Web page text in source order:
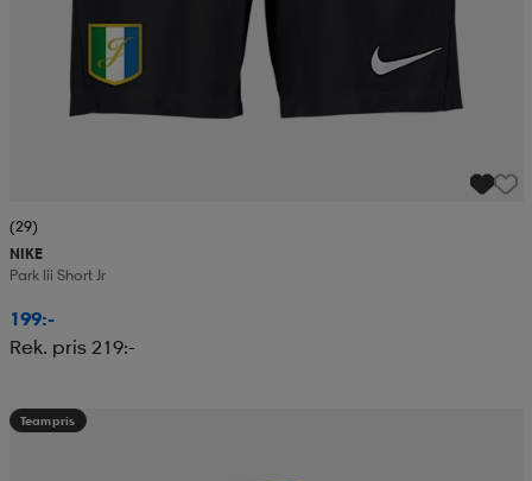
(29)
NIKE
Park Iii Short Jr
199:-
Rek. pris 219:-
Teampris